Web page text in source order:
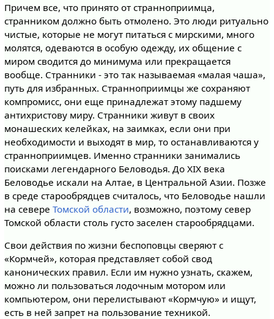
Причем все, что принято от странноприимца,
странником должно быть отмолено. Это люди ритуально
чистые, которые не могут питаться с мирскими, много
молятся, одеваются в особую одежду, их общение с
миром сводится до минимума или прекращается
вообще. Странники - это так называемая «малая чаша»,
путь для избранных. Странноприимцы же сохраняют
компромисс, они еще принадлежат этому падшему
антихристову миру. Странники живут в своих
монашеских келейках, на заимках, если они при
необходимости и выходят в мир, то останавливаются у
странноприимцев. Именно странники занимались
поисками легендарного Беловодья. До XIX века
Беловодье искали на Алтае, в Центральной Азии. Позже
в среде старообрядцев считалось, что Беловодье нашли
на севере Томской области, возможно, поэтому север
Томской области столь густо заселен старообрядцами.
Свои действия по жизни беспоповцы сверяют с
«Кормчей», которая представляет собой свод
канонических правил. Если им нужно узнать, скажем,
можно ли пользоваться лодочным мотором или
компьютером, они перелистывают «Кормчую» и ищут,
есть в ней запрет на пользование техникой.